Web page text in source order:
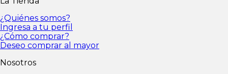
devoluciones
¿Quiénes somos?
Ingresa a tu perfil
¿Cómo comprar?
Deseo comprar al mayor
Nosotros